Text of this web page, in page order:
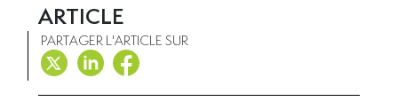
ARTICLE
PARTAGER L'ARTICLE SUR